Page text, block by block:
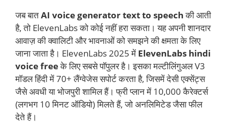
जब बातAI voice generator text to speechकी आती
है, तो ElevenLabs को कोई नहीं हरा सकता। यह अपनी शानदार
आवाज़ की क्वालिटी और भावनाओं को समझने की क्षमता के लिए
जाना जाता है। ElevenLabs 2025 में ElevenLabs hindi
voice freeके लिए सबसे पॉपुलर है। इसका मल्टीलिंगुअल V3
मॉडल हिंदी में 70+ लैंग्वेजेस सपोर्ट करता है, जिसमें देसी एक्सेंट्स
जैसे अवधी या भोजपुरी शामिल हैं। फ्री प्लान में 10,000 कैरेक्टर्स
(लगभग 10 मिनट ऑडियो) मिलते हैं, जो अनलिमिटेड जैसा फील
देते हैं।